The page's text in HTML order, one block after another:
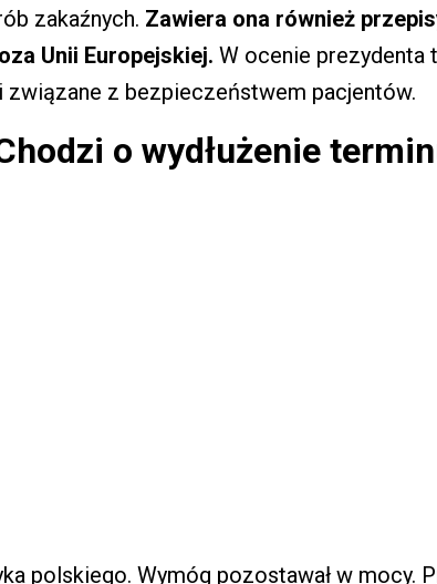
zakaźnych. Zawiera ona również
Unii Europejskiej. W ocenie prezydenta
z bezpieczeństwem pacjentów.
o wydłużenie
polskiego. Wymóg pozostawał w mocy.